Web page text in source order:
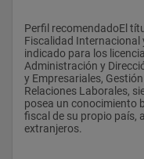
Perfil recomendadoEl
Fiscalidad Internacional
indicado para los
Administración y
y Empresariales,
Relaciones Laborales,
posea un conocimiento
fiscal de su propio país,
extranjeros.